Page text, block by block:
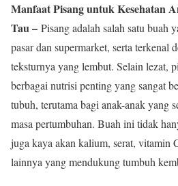
Manfaat Pisang untuk Kesehatan
Tau – Pisang adalah salah satu buah
pasar dan supermarket, serta terkenal
teksturnya yang lembut. Selain lezat,
berbagai nutrisi penting yang sangat
tubuh, terutama bagi anak-anak yang
masa pertumbuhan. Buah ini tidak
juga kaya akan kalium, serat, vitamin
lainnya yang mendukung tumbuh